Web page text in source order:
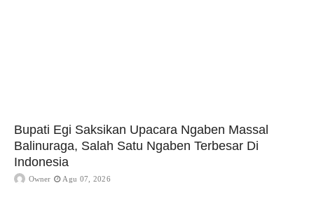
Bupati Egi Saksikan Upacara Ngaben Massal
Balinuraga, Salah Satu Ngaben Terbesar Di
Indonesia
Owner Agu 07, 2026